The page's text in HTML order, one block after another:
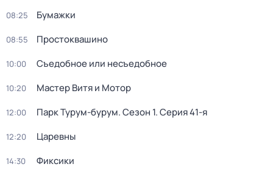
08:25 Бумажки
08:55 Простоквашино
10:00 Съедобное или несъедобное
10:20 Мастер Витя и Мотор
12:00 Парк Турум-бурум. Сезон 1. Серия 41-я
12:20 Царевны
14:30 Фиксики